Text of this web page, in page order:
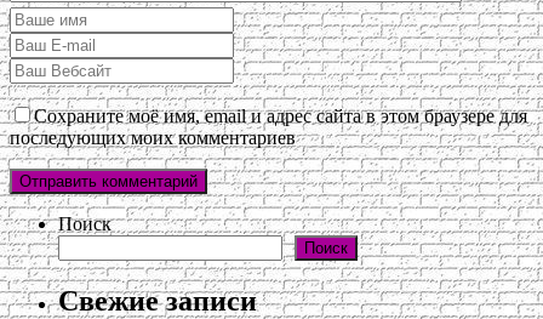
Сохраните моё имя, email и адрес сайта в этом браузере для
последующих моих комментариев
Поиск
Поиск
Свежие записи